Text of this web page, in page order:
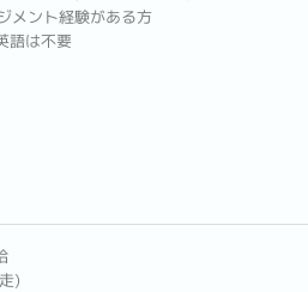
メント経験がある方
語は不要
)